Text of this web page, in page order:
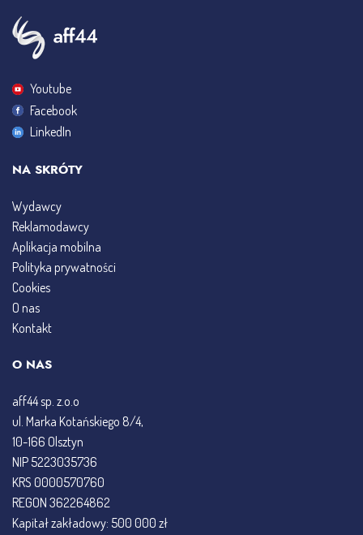
Youtube
Facebook
LinkedIn
NA SKRÓTY
Wydawcy
Reklamodawcy
Aplikacja mobilna
Polityka prywatności
Cookies
O nas
Kontakt
O NAS
aff44 sp. z.o.o
ul. Marka Kotańskiego 8/4,
10-166 Olsztyn
NIP 5223035736
KRS 0000570760
REGON 362264862
Kapitał zakładowy: 500 000 zł